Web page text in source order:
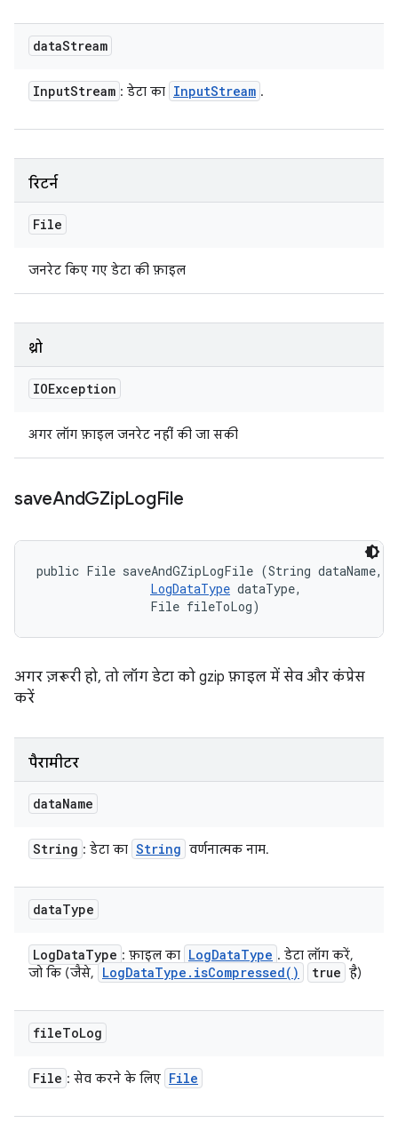
dataStream
InputStream : डेटा का InputStream .
रिटर्न
File
जनरेट किए गए डेटा की फ़ाइल
थ्रो
IOException
अगर लॉग फ़ाइल जनरेट नहीं की जा सकी
saveAndGZipLogFile
public File saveAndGZipLogFile (String dataName,
LogDataType dataType,
                File fileToLog)
अगर ज़रूरी हो, तो लॉग डेटा को gzip फ़ाइल में सेव और कंप्रेस
करें
पैरामीटर
dataName
String : डेटा का String वर्णनात्मक नाम.
dataType
LogDataType : फ़ाइल का LogDataType . डेटा लॉग करें,
जो कि (जैसे,
LogDataType . isCompressed( ) true है)
fileToLog
File : सेव करने के लिए File